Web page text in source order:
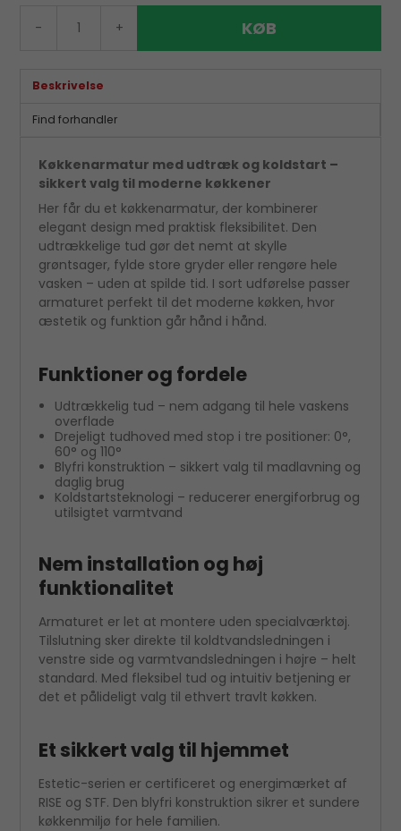
- + KØB
Beskrivelse
Find forhandler
Køkkenarmatur med udtræk og koldstart –
sikkert valg til moderne køkkener
Her får du et køkkenarmatur, der kombinerer
elegant design med praktisk fleksibilitet. Den
udtrækkelige tud gør det nemt at skylle
grøntsager, fylde store gryder eller rengøre hele
vasken – uden at spilde tid. I sort udførelse passer
armaturet perfekt til det moderne køkken, hvor
æstetik og funktion går hånd i hånd.
Funktioner og fordele
Udtrækkelig tud – nem adgang til hele vaskens
overflade
Drejeligt tudhoved med stop i tre positioner: 0°,
60° og 110°
Blyfri konstruktion – sikkert valg til madlavning og
daglig brug
Koldstartsteknologi – reducerer energiforbrug og
utilsigtet varmtvand
Nem installation og høj
funktionalitet
Armaturet er let at montere uden specialværktøj.
Tilslutning sker direkte til koldtvandsledningen i
venstre side og varmtvandsledningen i højre – helt
standard. Med fleksibel tud og intuitiv betjening er
det et pålideligt valg til ethvert travlt køkken.
Et sikkert valg til hjemmet
Estetic-serien er certificeret og energimærket af
RISE og STF. Den blyfri konstruktion sikrer et sundere
køkkenmiljø for hele familien.